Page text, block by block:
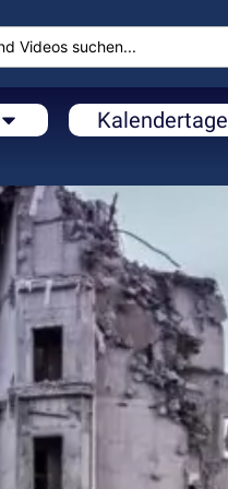
Kalendertage